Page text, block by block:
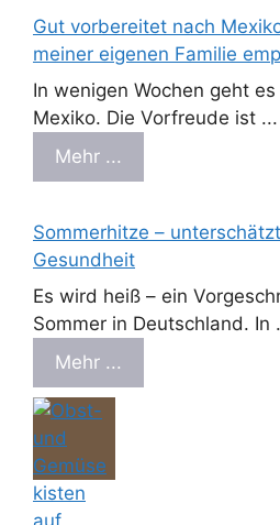
Gut vorbereitet nach
meiner eigenen Familie
In wenigen Wochen geht
Mexiko. Die Vorfreude ist ...
Mehr ...
Sommerhitze –
Gesundheit
Es wird heiß – ein
Sommer in Deutschland. In
Mehr ...